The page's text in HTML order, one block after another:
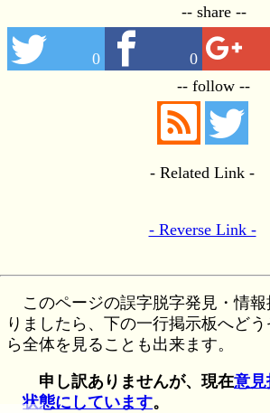
-- share --
0 0
-- follow --
- Related Link -
- Reverse Link -
このページの誤字脱字発見・情
りましたら、下の一行掲示板へど
ら全体を見ることも出来ます。
申し訳ありませんが、現在意
状態にしています。